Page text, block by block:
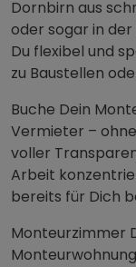
Dornbirn aus
oder sogar in
Du flexibel und
zu Baustellen
Buche Dein
Vermieter –
voller
Arbeit
bereits für Dich
Monteurzimmer